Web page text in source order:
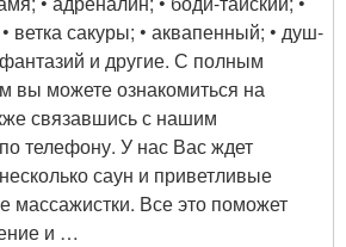
ветка сакуры; • аквапенный; • душ-
фантазий и другие. С полным
вы можете ознакомиться на
связавшись с нашим
телефону. У нас Вас ждет
саун и приветливые
массажистки. Все это поможет
и …